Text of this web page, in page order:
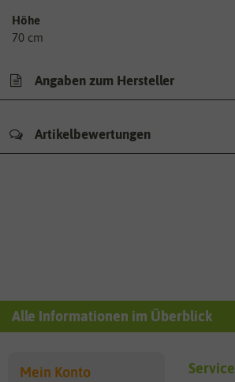
Höhe
70 cm
Angaben zum Hersteller
Artikelbewertungen
Alle Informationen im Überblick
Mein Konto Service